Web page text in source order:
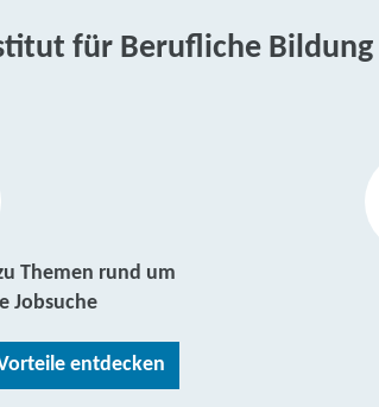
für Berufliche Bildung
Themen rund um
Jobsuche
entdecken